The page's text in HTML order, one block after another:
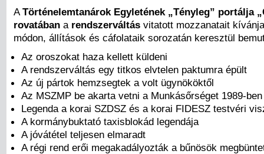
ATörténelemtanárok Egyletének „Tényleg” portálja
rovatában a rendszerváltás vitatott mozzanatait
módon, állítások és cáfolataik sorozatán keresztül
Az oroszokat haza kellett küldeni
A rendszerváltás egy titkos elvtelen paktumra épült
Az új pártok hemzsegtek a volt ügynököktől
Az MSZMP be akarta vetni a Munkásőrséget 1989-ben
Legenda a korai SZDSZ és a korai FIDESZ testvéri
A kormánybuktató taxisblokád legendája
A jóvátétel teljesen elmaradt
A régi rend erői megakadályozták a bűnösök